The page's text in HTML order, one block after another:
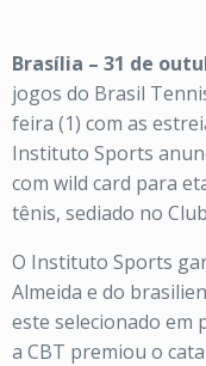
Brasília – 31 de
jogos do Brasil
feira (1) com as
Instituto Sports
com wild card para
tênis, sediado no
O Instituto Sports
Almeida e do
este selecionado em
a CBT premiou o